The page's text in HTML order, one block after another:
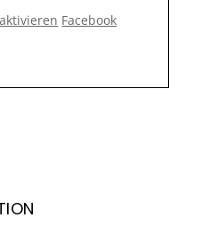
Facebook